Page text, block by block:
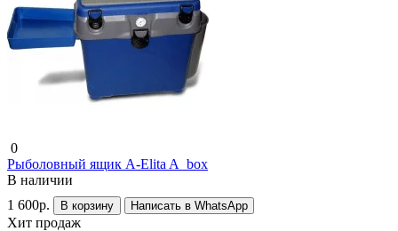
0
Рыболовный ящик A-Elita A_box
В наличии
1 600р.
В корзину Написать в WhatsApp
Хит продаж